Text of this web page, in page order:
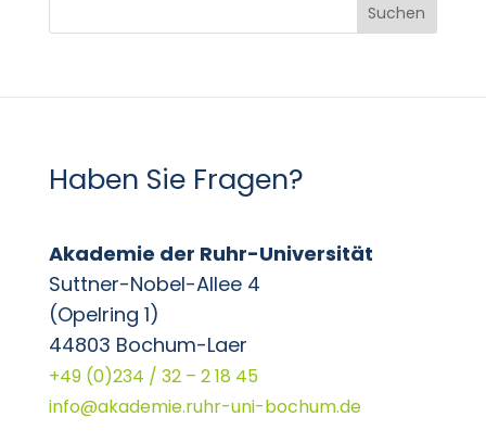
Suchen
Haben Sie Fragen?
Akademie der Ruhr-Universität
Suttner-Nobel-Allee 4
(Opelring 1)
44803 Bochum-Laer
+49 (0)234 / 32 – 2 18 45
info@akademie.ruhr-uni-bochum.de